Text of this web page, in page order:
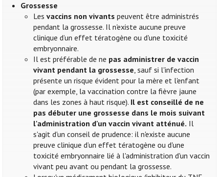
Grossesse
Lesvaccins non vivants peuvent être administrés
pendant la grossesse. Il n'existe aucune preuve
clinique d’un effet tératogène ou d'une toxicité
embryonnaire.
Il est préférable de ne pas administrer de vaccin
vivant pendant la grossesse, sauf si l'infection
présente un risque évident pour la mère et l'enfant
(par exemple, la vaccination contre la fièvre jaune
dans les zones à haut risque). Il est conseillé de ne
pas débuter une grossesse dans le mois suivant
l'administration d'un vaccin vivant atténué. Il
s'agit d'un conseil de prudence: il n'existe aucune
preuve clinique d’un effet tératogène ou d'une
toxicité embryonnaire lié à l'administration d'un vaccin
vivant peu avant ou pendant la grossesse.